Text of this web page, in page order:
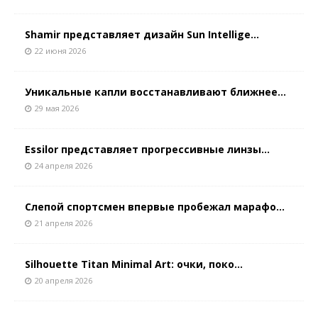
Shamir представляет дизайн Sun Intellige...
22 июня 2026
Уникальные капли восстанавливают ближнее...
29 мая 2026
Essilor представляет прогрессивные линзы...
24 апреля 2026
Слепой спортсмен впервые пробежал марафо...
21 апреля 2026
Silhouette Titan Minimal Art: очки, поко...
20 апреля 2026